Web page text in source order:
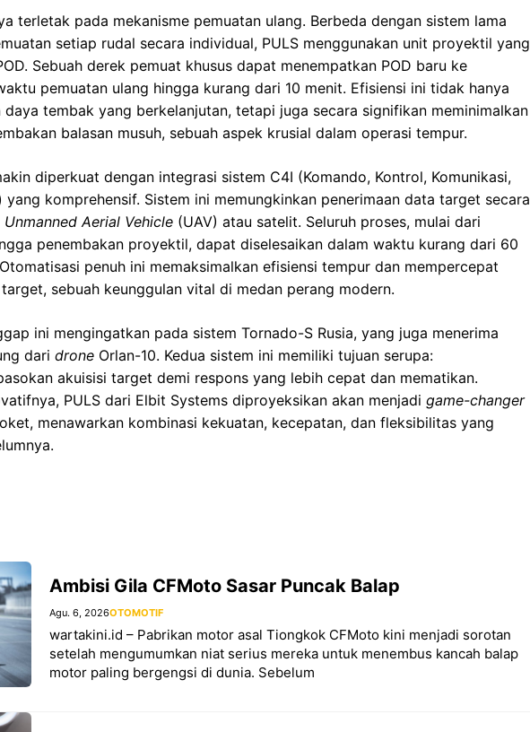
terletak pada mekanisme pemuatan ulang. Berbeda dengan sistem lama
setiap rudal secara individual, PULS menggunakan unit proyektil yang
Sebuah derek pemuat khusus dapat menempatkan POD baru ke
pemuatan ulang hingga kurang dari 10 menit. Efisiensi ini tidak hanya
tembak yang berkelanjutan, tetapi juga secara signifikan meminimalkan
balasan musuh, sebuah aspek krusial dalam operasi tempur.
diperkuat dengan integrasi sistem C4I (Komando, Kontrol, Komunikasi,
yang komprehensif. Sistem ini memungkinkan penerimaan data target secara
Unmanned Aerial Vehicle (UAV) atau satelit. Seluruh proses, mulai dari
penembakan proyektil, dapat diselesaikan dalam waktu kurang dari 60
penuh ini memaksimalkan efisiensi tempur dan mempercepat
sebuah keunggulan vital di medan perang modern.
ini mengingatkan pada sistem Tornado-S Rusia, yang juga menerima
dari drone Orlan-10. Kedua sistem ini memiliki tujuan serupa:
akuisisi target demi respons yang lebih cepat dan mematikan.
PULS dari Elbit Systems diproyeksikan akan menjadi game-changer
menawarkan kombinasi kekuatan, kecepatan, dan fleksibilitas yang
Ambisi Gila CFMoto Sasar Puncak Balap
Agu. 6, 2026OTOMOTIF
wartakini.id – Pabrikan motor asal Tiongkok CFMoto kini menjadi sorotan
setelah mengumumkan niat serius mereka untuk menembus kancah balap
motor paling bergengsi di dunia. Sebelum